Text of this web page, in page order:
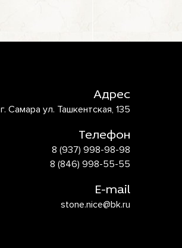
Адрес
г. Самара ул. Ташкентская, 135
Телефон
8 (937) 998-98-98
8 (846) 998-55-55
E-mail
stone.nice@bk.ru